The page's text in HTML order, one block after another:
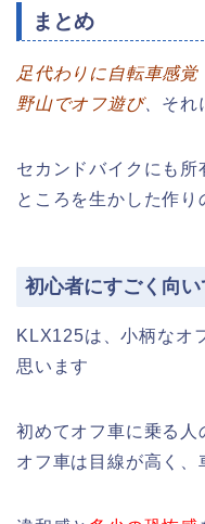
まとめ
足代わりに自転車感覚
野山でオフ遊び、 それ
セカンドバイクにも
ところを生かした作り
初心者にすごく向い
KLX125は、小柄なオ
思います
初めてオフ車に乗る人
オフ車は目線が高く、